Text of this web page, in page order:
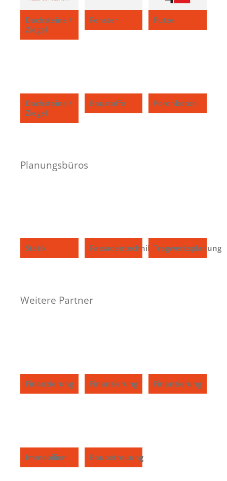
Dachsteine /
Ziegel
Fenster Putze
Dachsteine /
Ziegel
Baustoffe Porenbeton
Planungsbüros
Statik Fassadentechnik Tragwerksplanung
Weitere Partner
Finanzierung Finanzierung Finanzierung
Immobilien Baubetreuung